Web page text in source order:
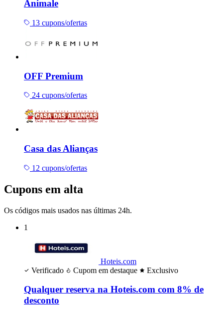
Animale
13 cupons/ofertas
OFF Premium
24 cupons/ofertas
Casa das Alianças
12 cupons/ofertas
Cupons em alta
Os códigos mais usados nas últimas 24h.
1
Hoteis.com
Verificado
Cupom em destaque Exclusivo
Qualquer reserva na Hoteis.com com 8% de
desconto